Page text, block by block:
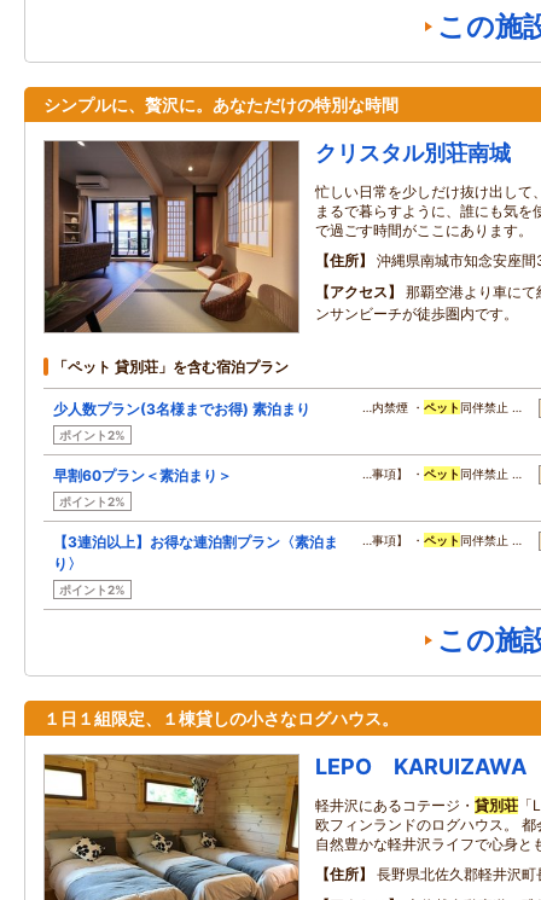
この施
シンプルに、贅沢に。あなただけの特別な時間
クリスタル別荘南城
忙しい日常を少しだけ抜け出して
まるで暮らすように、誰にも気を
で過ごす時間がここにあります。
住所
沖縄県南城市知念安座間
アクセス
那覇空港より車に
ンサンビーチが徒歩圏内です。
「ペット 貸別荘」を含む宿泊プラン
少人数プラン(3名様までお得) 素泊まり
ポイント2%
…内禁煙 ・ ペット 同伴禁止 …
早割60プラン＜素泊まり＞
ポイント2%
…事項】 ・ ペット 同伴禁止 …
【3連泊以上】お得な連泊割プラン〈素泊ま
り〉
ポイント2%
…事項】 ・ ペット 同伴禁止 …
この施
１日１組限定、１棟貸しの小さなログハウス。
LEPO KARUIZAWA
軽井沢にあるコテージ・ 貸別荘
欧フィンランドのログハウス。
自然豊かな軽井沢ライフで心身と
住所
長野県北佐久郡軽井沢